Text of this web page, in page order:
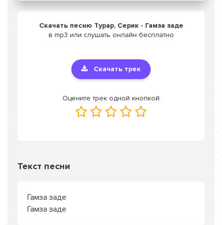
Скачать песню Турар, Серик - Гамза заде
в mp3 или слушать онлайн бесплатно
Скачать трек
Оцените трек одной кнопкой
Текст песни
Гамза заде
Гамза заде